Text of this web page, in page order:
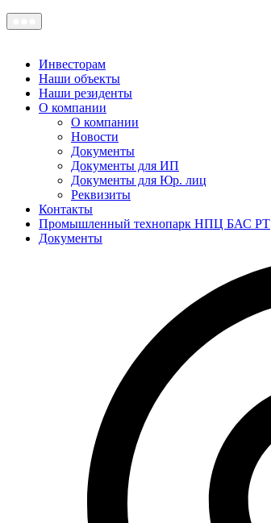
Инвесторам
Наши объекты
Наши резиденты
О компании
О компании
Новости
Документы
Документы для ИП
Документы для Юр. лиц
Реквизиты
Контакты
Промышленный технопарк НПЦ БАС РТ
Документы